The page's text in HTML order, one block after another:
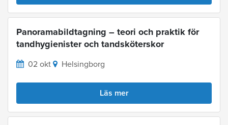
Panoramabildtagning – teori och praktik för
tandhygienister och tandsköterskor
02 okt Helsingborg
Läs mer